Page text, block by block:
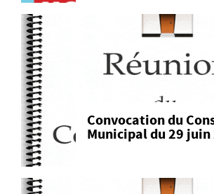
Convocation du
Municipal du 29 juin